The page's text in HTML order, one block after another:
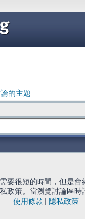
的主題
要很短的時間，但是
政策。當瀏覽討論區時
使用條款
隱私政策